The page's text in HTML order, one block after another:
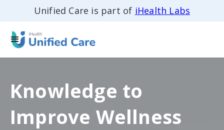
Unified Care is part of iHealth Labs
Knowledge to
Improve Wellness